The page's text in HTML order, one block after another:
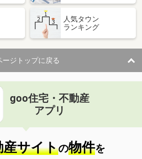
人気タウン
ランキング
ージトップに戻る
goo住宅・不動産
アプリ
産サイトの物件を